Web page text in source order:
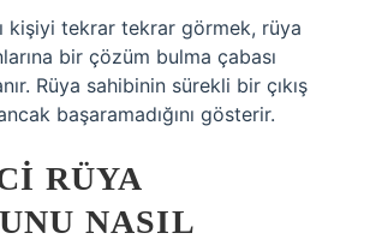
kişiyi tekrar tekrar görmek, rüya
bir çözüm bulma çabası
Rüya sahibinin sürekli bir çıkış
başaramadığını gösterir.
RÜYA
NASIL